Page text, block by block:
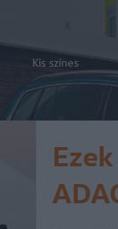
Kis színes